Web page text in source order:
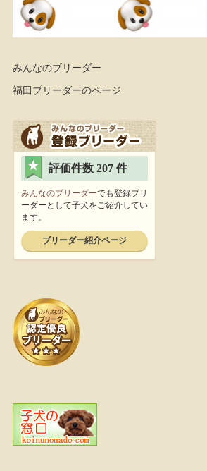
みんなのブリーダー
福田ブリーダーのページ